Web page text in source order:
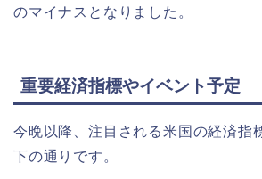
のマイナスとなりました。
重要経済指標やイベント予定
今晩以降、注目される米国の経済指
下の通りです。